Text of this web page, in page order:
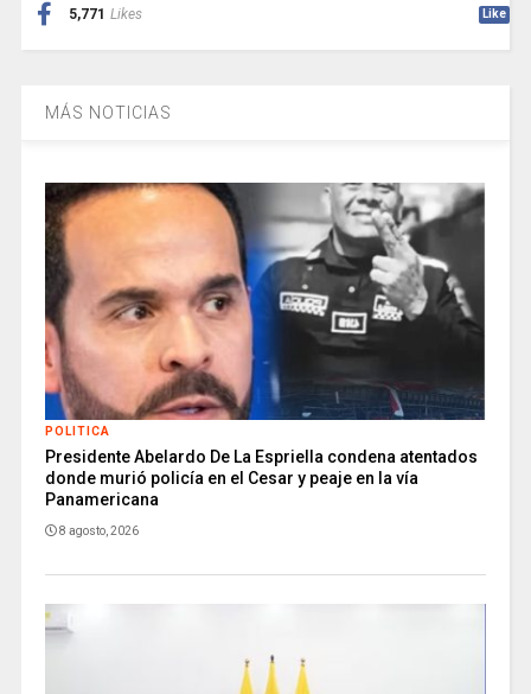
5,771 Likes Like
MÁS NOTICIAS
POLITICA
Presidente Abelardo De La Espriella condena atentados
donde murió policía en el Cesar y peaje en la vía
Panamericana
8 agosto, 2026